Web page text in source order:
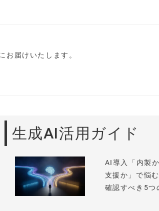
お届けいたします。
生成AI活用ガイド
AI導入「内製
支援か」で悩
確認すべき5つ